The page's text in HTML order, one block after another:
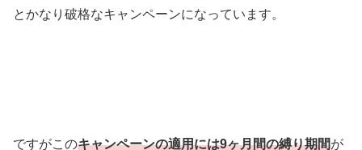
とかなり破格なキャンペーンになっています。
ですがこのキャンペーンの適用には9ヶ月間の縛り期間が